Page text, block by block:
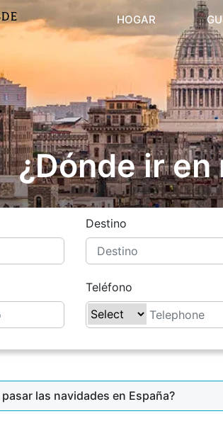
HOGAR (current)
¿Dónde ir en
Destino
Teléfono
las navidades en España?